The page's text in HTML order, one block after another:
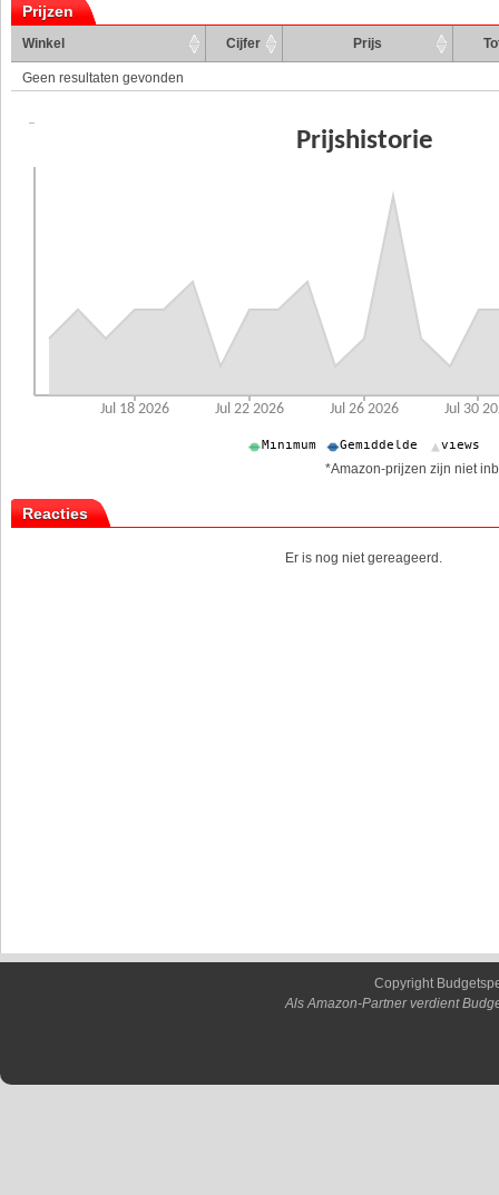
Prijzen
Winkel Cijfer Prijs
Geen resultaten gevonden
*Amazon-prijzen zijn niet
Reacties
Er is nog niet gereageerd.
Copyright
Als Amazon-Partner verdient